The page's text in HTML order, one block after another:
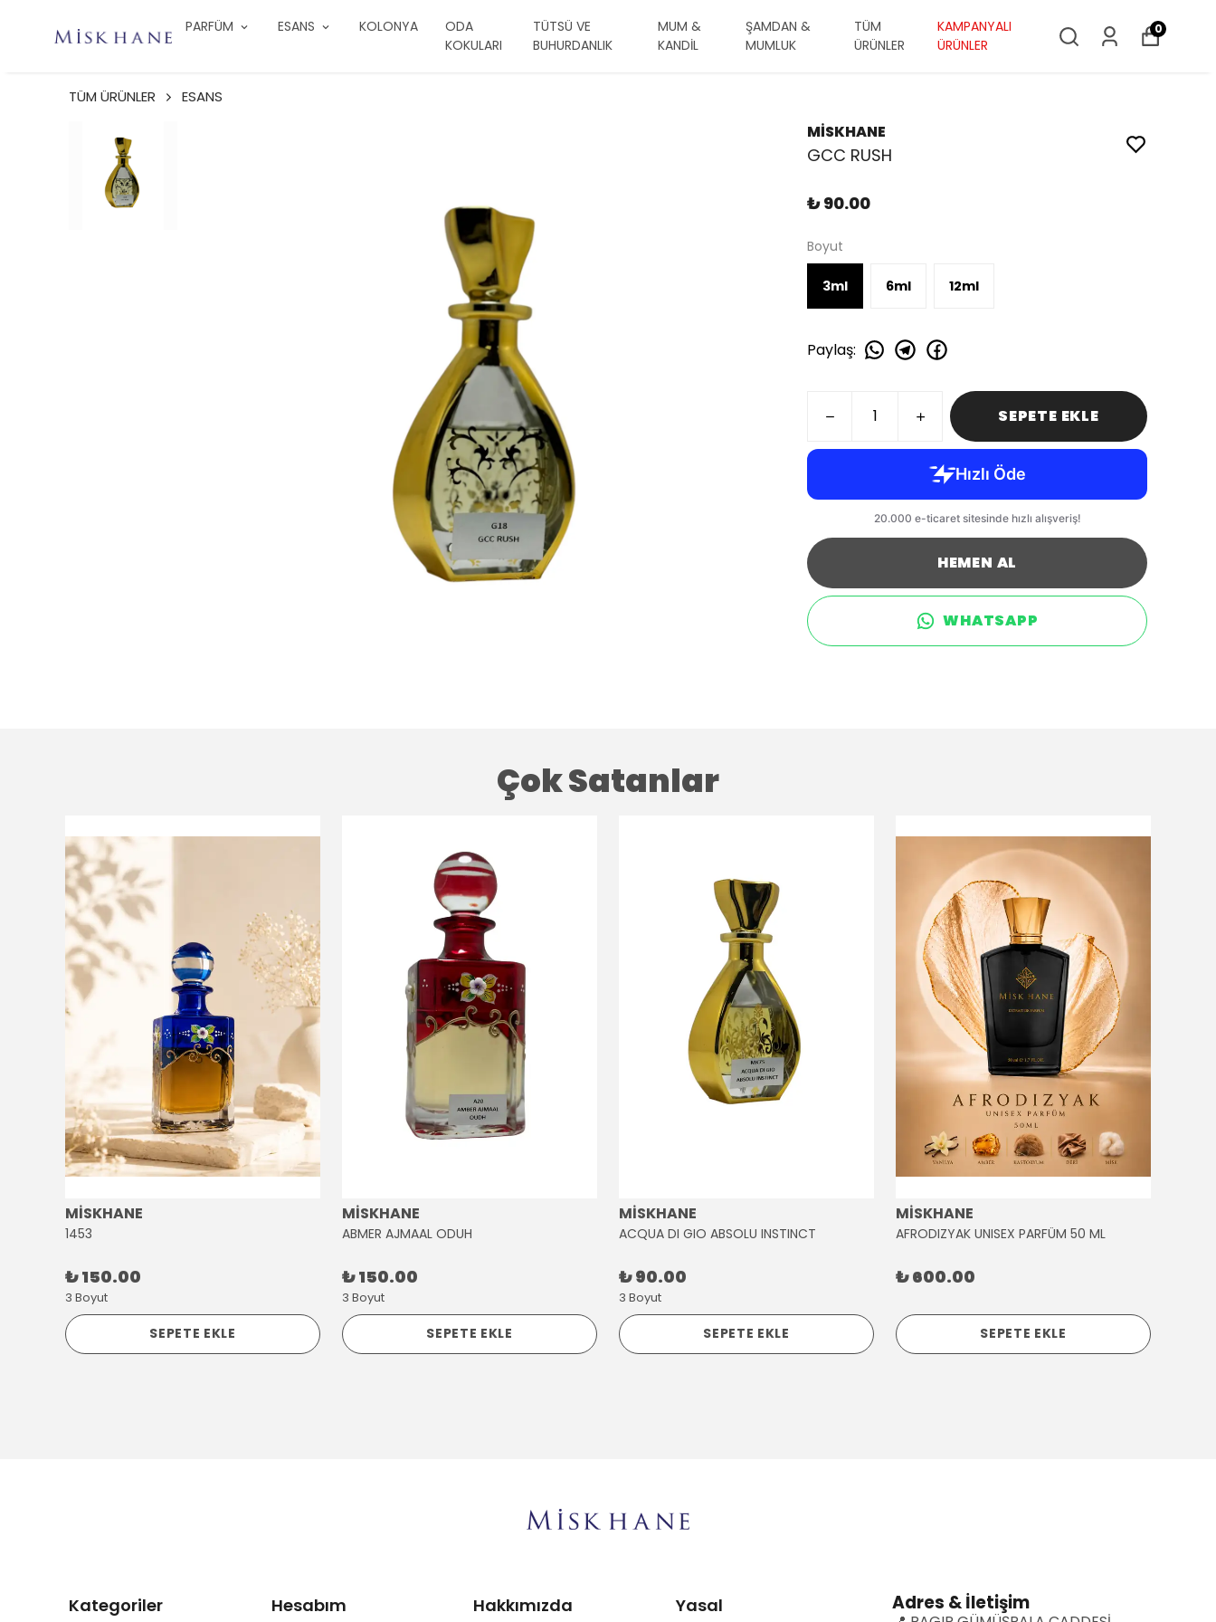
PARFÜM ESANS KOLONYA
ODA
KOKULARI
TÜTSÜ VE
BUHURDANLIK
MUM &
KANDİL
ŞAMDAN &
MUMLUK
TÜM
ÜRÜNLER
KAMPANYALI
ÜRÜNLER
0
TÜM ÜRÜNLER ESANS
MİSKHANE
GCC RUSH
₺ 90.00
Boyut
3ml 6ml 12ml
Paylaş:
SEPETE EKLE
HEMEN AL
WHATSAPP
Çok Satanlar
MİSKHANE
1453
₺ 150.00
3 Boyut
SEPETE EKLE
MİSKHANE
ABMER AJMAAL ODUH
₺ 150.00
3 Boyut
SEPETE EKLE
MİSKHANE
ACQUA DI GIO ABSOLU INSTINCT
₺ 90.00
3 Boyut
SEPETE EKLE
MİSKHANE
AFRODIZYAK UNISEX PARFÜM 50 ML
₺ 600.00
SEPETE EKLE
Kategoriler Hesabım Hakkımızda Yasal Adres & İletişim